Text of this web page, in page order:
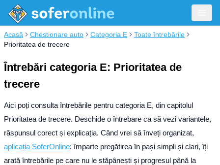
Acasă Chestionare auto Categoria E
Toate întrebările
Prioritatea de trecere
Întrebări categoria E: Prioritatea de
trecere
Aici poți consulta întrebările pentru categoria E, din capitolul
Prioritatea de trecere. Deschide o întrebare ca să vezi variantele,
răspunsul corect și explicația. Când vrei să înveți organizat,
aplicația SoferOnline: împarte pregătirea în pași simpli și clari, îți
arată întrebările pe care nu le stăpânești și progresul până la